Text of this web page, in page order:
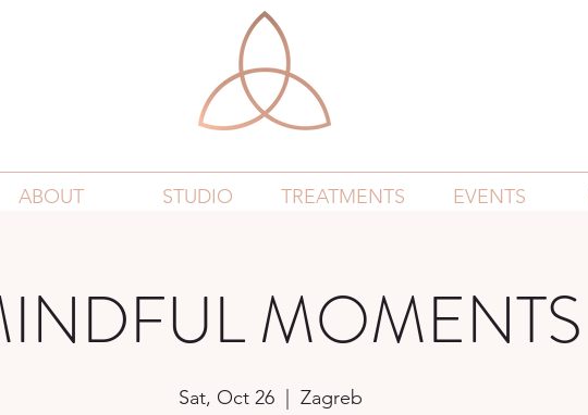
ABOUT STUDIO TREATMENTS EVENTS
MOMENTS
Sat, Oct 26
  |
Zagreb